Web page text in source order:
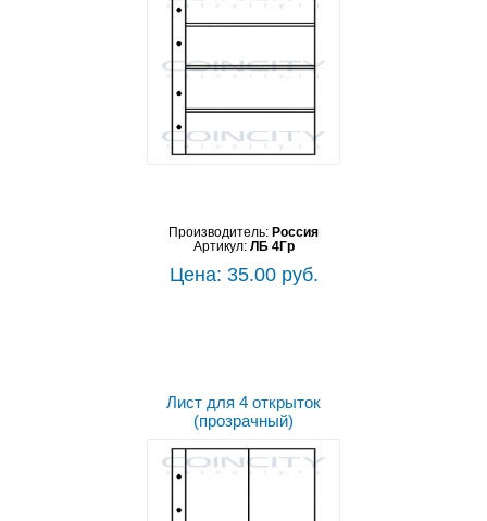
Производитель: Россия
Артикул: ЛБ 4Гр
Цена: 35.00 руб.
Лист для 4 открыток
(прозрачный)